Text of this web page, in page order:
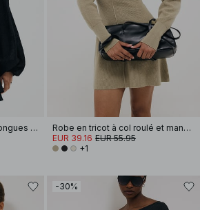
Robe courte à manches longues et découpe goutte d'eau
Robe en tricot à col roulé et manches ballon
EUR 39.16 EUR 55.95
+1
-30%